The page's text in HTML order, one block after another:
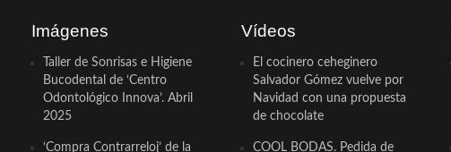
Imágenes
Taller de Sonrisas e Higiene
Bucodental de ‘Centro
Odontológico Innova’. Abril
2025
‘Compra Contrarreloj’ de la
Vídeos
El cocinero ceheginero
Salvador Gómez vuelve por
Navidad con una propuesta
de chocolate
COOL BODAS. Pedida de